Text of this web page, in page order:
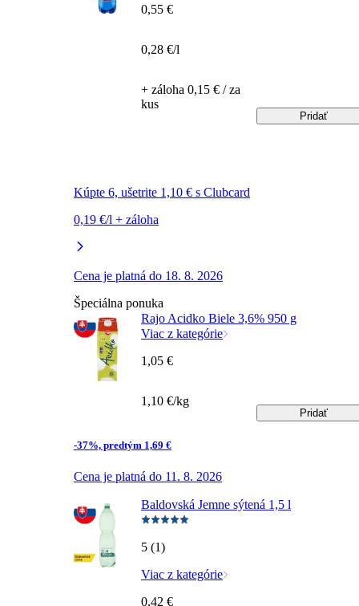
Kúpte 6, ušetrite 1,10 € s Clubcard
0,19 €/l + záloha
Cena je platná do 18. 8. 2026
0,55 €
0,28 €/l
+ záloha 0,15 € / za
kus
Pridať
Špeciálna ponuka
Rajo Acidko Biele 3,6% 950 g
Viac z kategórie
-37%, predtým 1,69 €
Cena je platná do 11. 8. 2026
1,05 €
1,10 €/kg
Pridať
Baldovská Jemne sýtená 1,5 l
5 (1)
Viac z kategórie
0,42 €